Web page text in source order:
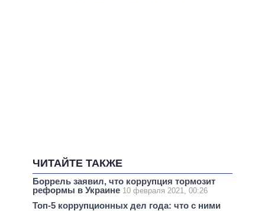
ЧИТАЙТЕ ТАКЖЕ
Боррель заявил, что коррупция тормозит
реформы в Украине 10 февраля 2021, 00:26
Топ-5 коррупционных дел года: что с ними